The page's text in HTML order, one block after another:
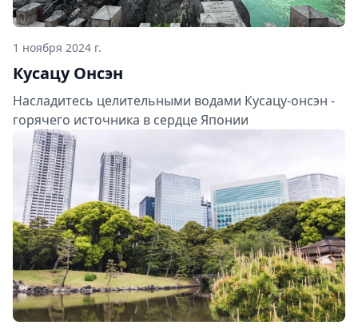
1 ноября 2024 г.
Кусацу Онсэн
Насладитесь целительными водами Кусацу-онсэн -
горячего источника в сердце Японии